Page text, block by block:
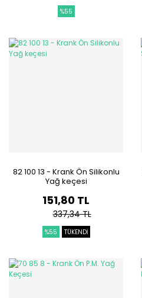
%55
82 100 13 - Krank Ön Silikonlu
Yağ keçesi
151,80 TL
337,34 TL
%55 TÜKENDİ